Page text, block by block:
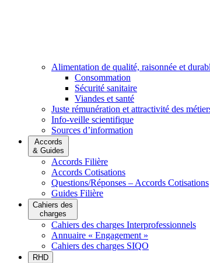
Alimentation de qualité, raisonnée et
Consommation
Sécurité sanitaire
Viandes et santé
Juste rémunération et attractivité des
Info-veille scientifique
Sources d’information
Accords
& Guides
Accords Filière
Accords Cotisations
Questions/Réponses – Accords Cotisations
Guides Filière
Cahiers des
charges
Cahiers des charges Interprofessionnels
Annuaire « Engagement »
Cahiers des charges SIQO
RHD